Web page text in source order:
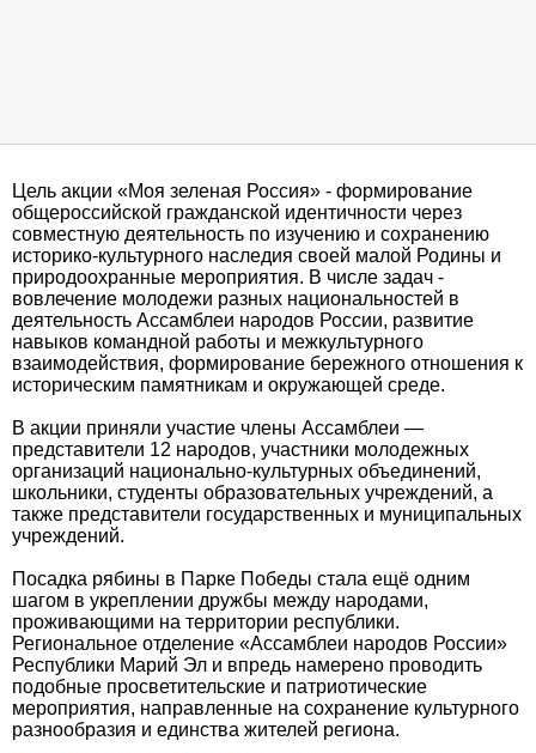
Цель акции «Моя зеленая Россия» - формирование
общероссийской гражданской идентичности через
совместную деятельность по изучению и сохранению
историко-культурного наследия своей малой Родины и
природоохранные мероприятия. В числе задач -
вовлечение молодежи разных национальностей в
деятельность Ассамблеи народов России, развитие
навыков командной работы и межкультурного
взаимодействия, формирование бережного отношения к
историческим памятникам и окружающей среде.
В акции приняли участие члены Ассамблеи —
представители 12 народов, участники молодежных
организаций национально-культурных объединений,
школьники, студенты образовательных учреждений, а
также представители государственных и муниципальных
учреждений.
Посадка рябины в Парке Победы стала ещё одним
шагом в укреплении дружбы между народами,
проживающими на территории республики.
Региональное отделение «Ассамблеи народов России»
Республики Марий Эл и впредь намерено проводить
подобные просветительские и патриотические
мероприятия, направленные на сохранение культурного
разнообразия и единства жителей региона.